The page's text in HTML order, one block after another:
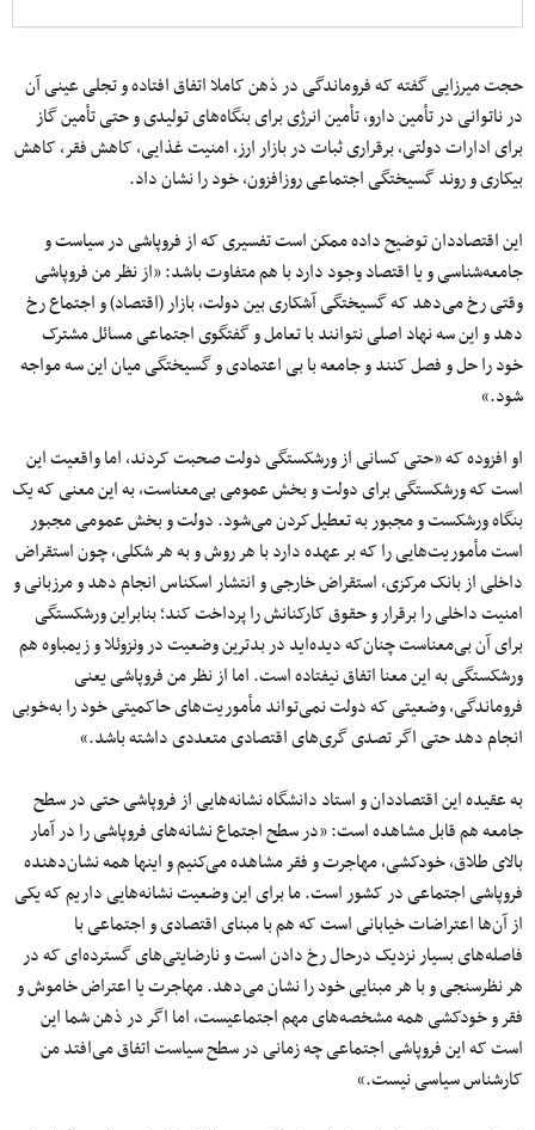
حجت میرزایی گفته که فروماندگی در ذهن کاملا اتفاق افتاده و تجلی عینی آن
در ناتوانی در تأمین دارو، تأمین انرژی برای بنگاه‌های تولیدی و حتی تأمین گاز
برای ادارات دولتی، برقراری ثبات در بازار ارز، امنیت غذایی، کاهش فقر، کاهش
بیکاری و روند گسیختگی اجتماعی روزافزون، خود را نشان داد.
این اقتصاددان توضیح داده ممکن است تفسیری که از فروپاشی در سیاست و
جامعه‌شناسی و یا اقتصاد وجود دارد با هم متفاوت باشد: «از نظر من فروپاشی
وقتی رخ می‌دهد که گسیختگی آشکاری بین دولت، بازار (اقتصاد) و اجتماع رخ
دهد و این سه نهاد اصلی نتوانند با تعامل و گفتگوی اجتماعی مسائل مشترک
خود را حل و فصل کنند و جامعه با بی اعتمادی و گسیختگی میان این سه مواجه
شود.»
او افزوده که «حتی کسانی از ورشکستگی دولت صحبت کردند، اما واقعیت این
است که ورشکستگی برای دولت و بخش عمومی بی‌معناست، به این معنی که یک
بنگاه ورشکست و مجبور به تعطیل‌کردن می‌شود. دولت و بخش عمومی مجبور
است مأموریت‌هایی را که بر عهده دارد با هر روش و به هر شکلی، چون استقراض
داخلی از بانک مرکزی، استقراض خارجی و انتشار اسکناس انجام دهد و مرزبانی و
امنیت داخلی را برقرار و حقوق کارکنانش را پرداخت کند؛ بنابراین ورشکستگی
برای آن بی‌معناست چنان‌که دیده‌اید در بدترین وضعیت در ونزوئلا و زیمباوه هم
ورشکستگی به این معنا اتفاق نیفتاده است. اما از نظر من فروپاشی یعنی
فروماندگی، وضعیتی که دولت نمی‌تواند مأموریت‌های حاکمیتی خود را به‌خوبی
انجام دهد حتی اگر تصدی گری‌های اقتصادی متعددی داشته باشد.»
به عقیده این اقتصاددان و استاد دانشگاه نشانه‌هایی از فروپاشی حتی در سطح
جامعه هم قابل مشاهده است: «در سطح اجتماع نشانه‌های فروپاشی را در آمار
بالای طلاق، خودکشی، مهاجرت و فقر مشاهده می‌کنیم و اینها همه نشان‌دهنده‌
فروپاشی اجتماعی در کشور است. ما برای این وضعیت نشانه‌هایی داریم که یکی
از آن‌ها اعتراضات خیابانی است که هم با مبنای اقتصادی و اجتماعی با
فاصله‌های بسیار نزدیک درحال رخ دادن است و نارضایتی‌های گسترده‌ای که در
هر نظرسنجی و با هر مبنایی خود را نشان می‌دهد. مهاجرت یا اعتراض خاموش و
فقر و خودکشی همه مشخصه‌های مهم اجتماعیست، اما اگر در ذهن شما این
است که این فروپاشی اجتماعی چه زمانی در سطح سیاست اتفاق می‌افتد من
کارشناس سیاسی نیست.»